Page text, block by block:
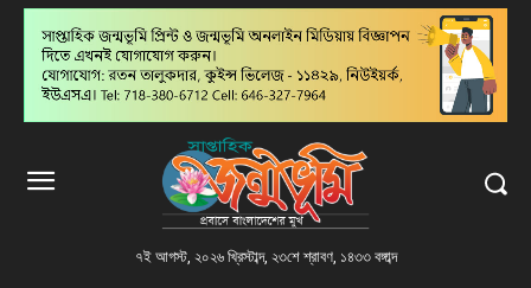
৭ই আগস্ট, ২০২৬ খ্রিস্টাব্দ, ২৩শে শ্রাবণ, ১৪৩৩ বঙ্গাব্দ